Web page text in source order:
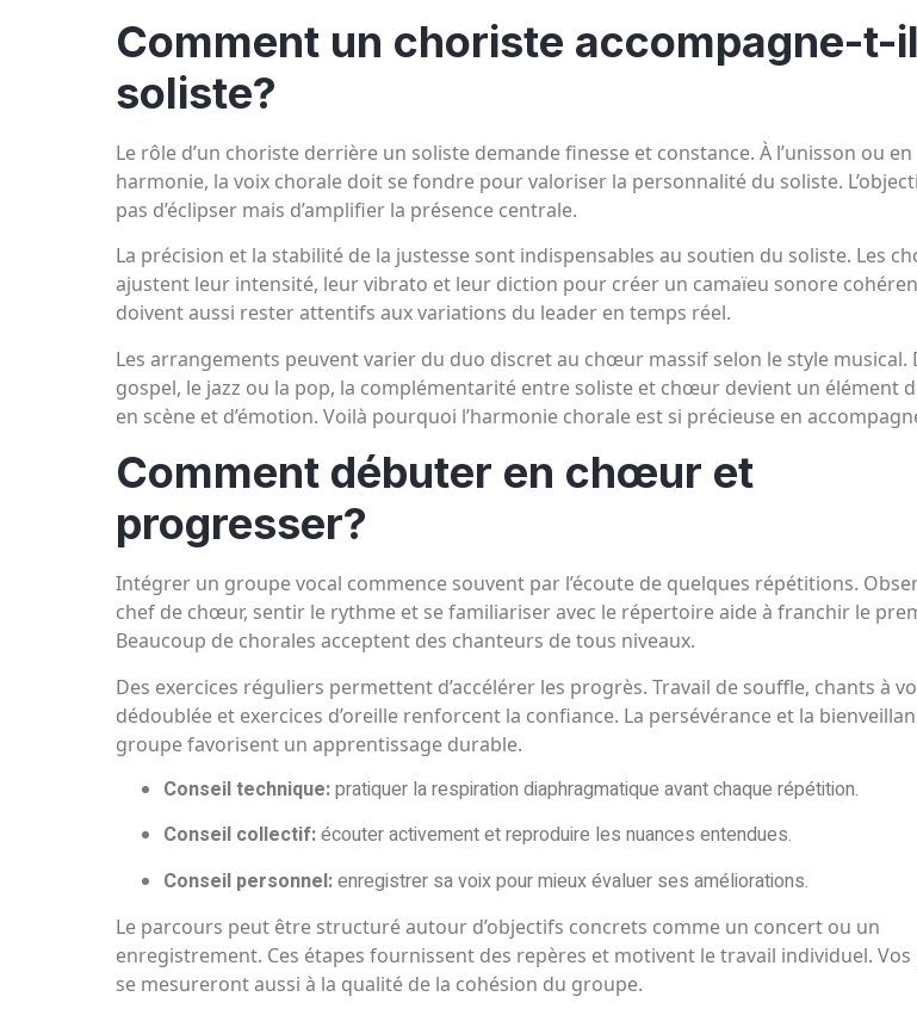
Comment un choriste accompagne-t-
soliste?
Le rôle d’un choriste derrière un soliste demande finesse et constance. À l’unisson ou en
harmonie, la voix chorale doit se fondre pour valoriser la personnalité du soliste.
pas d’éclipser mais d’amplifier la présence centrale.
La précision et la stabilité de la justesse sont indispensables au soutien du soliste. Les
ajustent leur intensité, leur vibrato et leur diction pour créer un camaïeu sonore
doivent aussi rester attentifs aux variations du leader en temps réel.
Les arrangements peuvent varier du duo discret au chœur massif selon le style musical.
gospel, le jazz ou la pop, la complémentarité entre soliste et chœur devient un élément
en scène et d’émotion. Voilà pourquoi l’harmonie chorale est si précieuse en
Comment débuter en chœur et
progresser?
Intégrer un groupe vocal commence souvent par l’écoute de quelques répétitions.
chef de chœur, sentir le rythme et se familiariser avec le répertoire aide à franchir le
Beaucoup de chorales acceptent des chanteurs de tous niveaux.
Des exercices réguliers permettent d’accélérer les progrès. Travail de souffle, chants à
dédoublée et exercices d’oreille renforcent la confiance. La persévérance et la
groupe favorisent un apprentissage durable.
Conseil technique:pratiquer la respiration diaphragmatique avant chaque répétition.
Conseil collectif:écouter activement et reproduire les nuances entendues.
Conseil personnel:enregistrer sa voix pour mieux évaluer ses améliorations.
Le parcours peut être structuré autour d’objectifs concrets comme un concert ou un
enregistrement. Ces étapes fournissent des repères et motivent le travail individuel.
se mesureront aussi à la qualité de la cohésion du groupe.